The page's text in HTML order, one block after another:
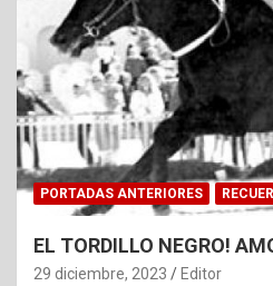
PORTADAS ANTERIORES
EL TORDILLO NEGRO!
29 diciembre, 2023 Editor